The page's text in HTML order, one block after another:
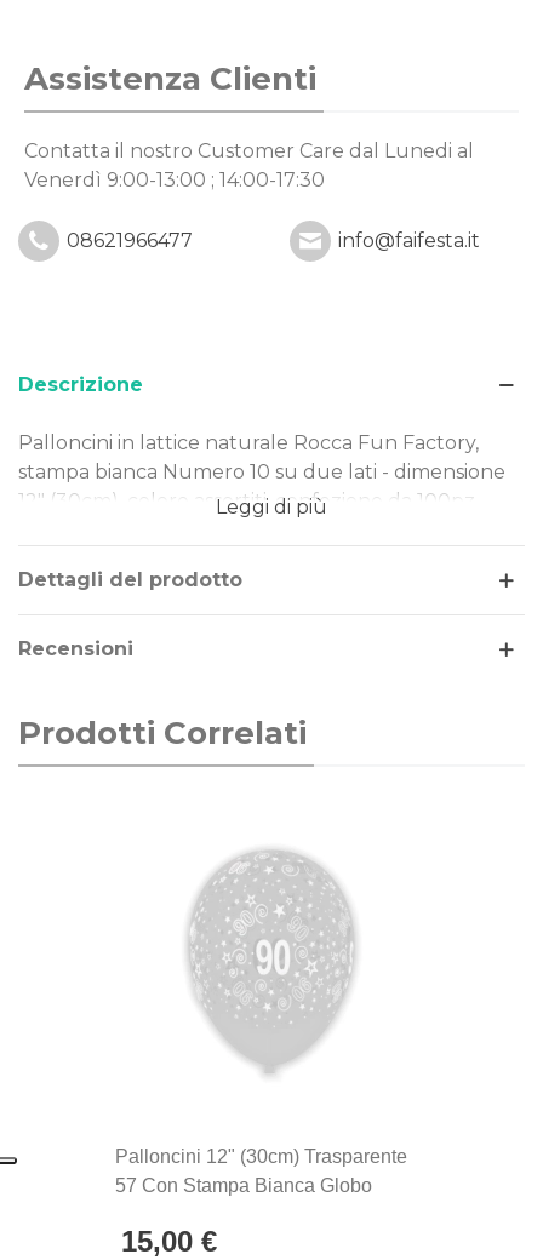
Assistenza Clienti
Contatta il nostro Customer Care dal Lunedi al
Venerdì 9:00-13:00 ; 14:00-17:30
08621966477 info@faifesta.it
Descrizione
Palloncini in lattice naturale Rocca Fun Factory,
stampa bianca Numero 10 su due lati - dimensione
12" (30cm), colore assortiti, confezione da 100pz.
Dimensione: 12" (30cm)
Tipo Stampa: bianca Numero 10 su due lati
Gonfiaggio: aria o elio
Leggi di più
Dettagli del prodotto
Recensioni
Prodotti Correlati
Palloncini 12" (30cm) Trasparente
57 Con Stampa Bianca Globo
15,00 €